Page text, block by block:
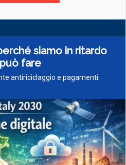
siamo in ritardo
fare
antiriciclaggio e pagamenti